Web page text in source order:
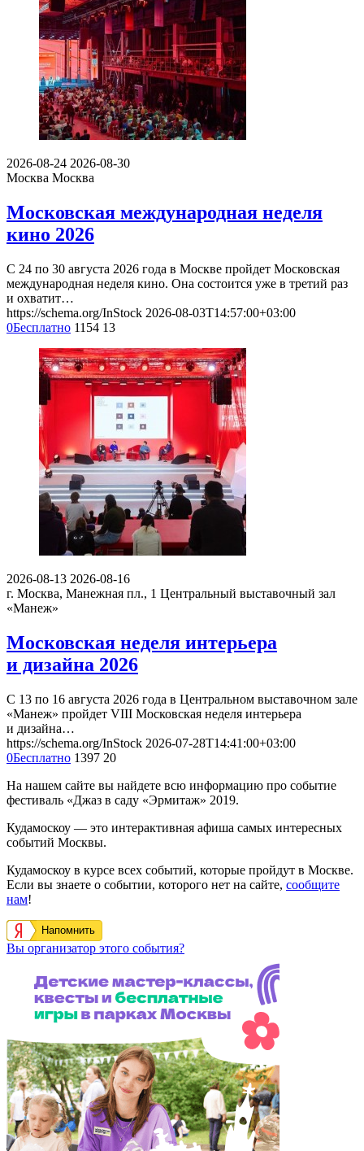
2026-08-24 2026-08-30
Москва Москва
Московская международная неделя
кино 2026
С 24 по 30 августа 2026 года в Москве пройдет Московская
международная неделя кино. Она состоится уже в третий раз
и охватит…
https://schema.org/InStock 2026-08-03T14:57:00+03:00
0Бесплатно 1154 13
2026-08-13 2026-08-16
г. Москва, Манежная пл., 1 Центральный выставочный зал
«Манеж»
Московская неделя интерьера
и дизайна 2026
С 13 по 16 августа 2026 года в Центральном выставочном зале
«Манеж» пройдет VIII Московская неделя интерьера
и дизайна…
https://schema.org/InStock 2026-07-28T14:41:00+03:00
0Бесплатно 1397 20
На нашем сайте вы найдете всю информацию про событие
фестиваль «Джаз в саду «Эрмитаж» 2019.
Кудамоскоу — это интерактивная афиша самых интересных
событий Москвы.
Кудамоскоу в курсе всех событий, которые пройдут в Москве.
Если вы знаете о событии, которого нет на сайте, сообщите
нам!
Напомнить
Вы организатор этого события?